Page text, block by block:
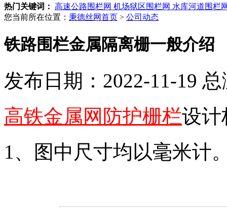
热门关键词： 高速公路围栏网 机场狱区围栏网 水库河道围栏
您当前所在位置： 秉德丝网首页 > 公司动态
铁路围栏金属隔离栅一般介绍
发布日期：2022-11-19
高铁金属网防护栅栏设计
1、图中尺寸均以毫米计